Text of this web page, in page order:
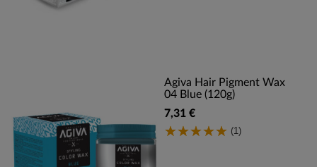
Agiva Hair Pigment Wax
04 Blue (120g)
7,31 €
(1)